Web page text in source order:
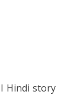
Hindi story